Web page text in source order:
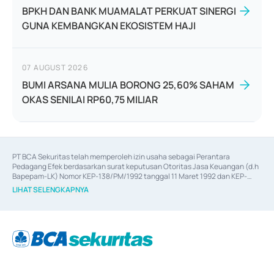
BPKH DAN BANK MUAMALAT PERKUAT SINERGI
GUNA KEMBANGKAN EKOSISTEM HAJI
07 AUGUST 2026
BUMI ARSANA MULIA BORONG 25,60% SAHAM
OKAS SENILAI RP60,75 MILIAR
PT BCA Sekuritas telah memperoleh izin usaha sebagai Perantara
Pedagang Efek berdasarkan surat keputusan Otoritas Jasa Keuangan (d.h
Bapepam-LK) Nomor KEP-138/PM/1992 tanggal 11 Maret 1992 dan KEP-
06/D.04/2014 tanggal 28 Februari 2014, izin usaha sebagai Penjamin Emisi
Efek berdasarkan surat keputusan Otoritas Jasa Keuangan Nomor KEP-
berdasarkan surat keputusan Otoritas Jasa Keuangan Nomor S-
67/PM.21/2017 tanggal 3 Februari 2017, dan beberapa izin usaha lainnya
LIHAT SELENGKAPNYA